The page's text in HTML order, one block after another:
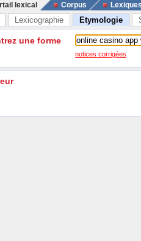
lexical Corpus
Lexicographie Etymologie
une forme
notices corrigées